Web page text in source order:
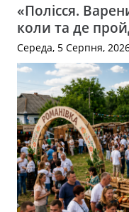
«Полісся.
коли та де
Середа, 5 Серпня,